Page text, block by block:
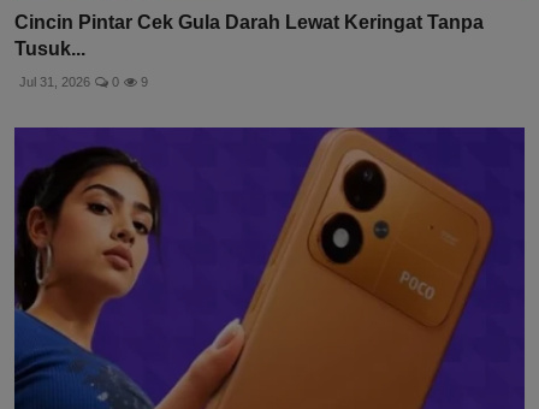
Cincin Pintar Cek Gula Darah Lewat Keringat Tanpa
Tusuk...
Jul 31, 2026 0 9